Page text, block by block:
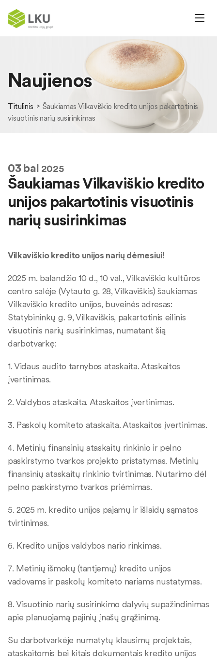
Naujienos
Titulinis
Šaukiamas Vilkaviškio kredito unijos pakartotinis
visuotinis narių susirinkimas
03bal 2025
Šaukiamas Vilkaviškio kredito
unijos pakartotinis visuotinis
narių susirinkimas
Vilkaviškio kredito unijos narių dėmesiui!
2025 m. balandžio 10 d., 10 val., Vilkaviškio kultūros
centro salėje (Vytauto g. 28, Vilkaviškis) šaukiamas
Vilkaviškio kredito unijos, buveinės adresas:
Statybininkų g. 9, Vilkaviškis, pakartotinis eilinis
visuotinis narių susirinkimas, numatant šią
darbotvarkę:
1. Vidaus audito tarnybos ataskaita. Ataskaitos
įvertinimas.
2. Valdybos ataskaita. Ataskaitos įvertinimas.
3. Paskolų komiteto ataskaita. Ataskaitos įvertinimas.
4. Metinių finansinių ataskaitų rinkinio ir pelno
paskirstymo tvarkos projekto pristatymas. Metinių
finansinių ataskaitų rinkinio tvirtinimas. Nutarimo dėl
pelno paskirstymo tvarkos priėmimas.
5. 2025 m. kredito unijos pajamų ir išlaidų sąmatos
tvirtinimas.
6. Kredito unijos valdybos nario rinkimas.
7. Metinių išmokų (tantjemų) kredito unijos
vadovams ir paskolų komiteto nariams nustatymas.
8. Visuotinio narių susirinkimo dalyvių supažindinimas
apie planuojamą pajinių įnašų grąžinimą.
Su darbotvarkėje numatytų klausimų projektais,
ataskaitomis bei kitais dokumentais kredito unijos